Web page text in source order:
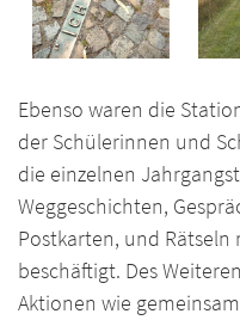
Ebenso waren die
der Schülerinnen und
die einzelnen
Weggeschichten,
Postkarten, und
beschäftigt. Des
Aktionen wie